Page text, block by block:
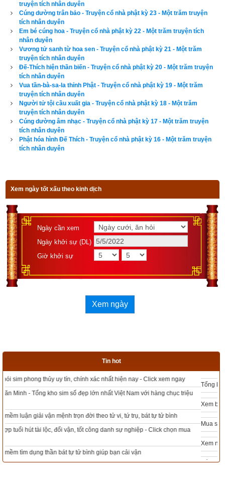
can chi, lịch tiết khí, xem ngày giờ Hoàng Đạo – Hắc Đạo
xem ngày theo Ngọc hạp thông thư,
xem ngày theo nhị thập
bát tú mà còn có nhiều tính năng nâng cao khác như xem
ngày xung khắc với tuổi
xem ngày theo Kinh Kim Phù,
ngày theo Lục Diệu, xem ngày theo Đổng Công tuyển nhật (12
trực), Bành Tổ kỵ nhật, xem ngày xuất hành theo Khổng Minh,
chọn hướng tốt xuất hành, xem giờ tốt theo Lý Thuần Phong
Quỷ Cốc Tử, xem ngày tốt xấu theo dân gian…nên vinh dự
được độc giả bình chọn là phần mềm lịch vạn niên số 1 hiện
nay. Phiên bản lịch vạn niên 2023 hoàn toàn mới của chúng tôi
không những giao diện đẹp, dễ sử dụng mà còn luận giải
chính xác và chi tiết từng mục giúp độc giả dễ dàng lựa chọn
khác.
Lịch vạn niên - Chọn giờ tốt ngày đẹp
Ngày cần xem
Xem ngày
Tác giả bài viết:
Thầy Uri – Tổng biên tập chuyên mục giác ngộ
Trích từ cuốn Sách Một trăm truyện tích nhân duyên
truyện tích nhân duyên
Cúng dường trân bảo - Truyện cổ nhà phật kỳ 23 - Một trăm truyện
tích nhân duyên
Em bé cúng hoa - Truyện cổ nhà phật kỳ 22 - Một trăm truyện tích
nhân duyên
Vương tử sanh từ hoa sen - Truyện cổ nhà phật kỳ 21 - Một trăm
truyện tích nhân duyên
Đế-Thích hiện thần biến - Truyện cổ nhà phật kỳ 20 - Một trăm truyện
tích nhân duyên
Vua tần-bà-sa-la thỉnh Phật - Truyện cổ nhà phật kỳ 19 - Một trăm
truyện tích nhân duyên
Người tử tội cầu xuất gia - Truyện cổ nhà phật kỳ 18 - Một trăm
truyện tích nhân duyên
Cúng dường âm nhạc - Truyện cổ nhà phật kỳ 17 - Một trăm truyện
tích nhân duyên
Phật hóa hình Đế Thích - Truyện cổ nhà phật kỳ 16 - Một trăm truyện
tích nhân duyên
Xem ngày tốt xấu theo kinh dịch
Ngày cần xem
Ngày khởi sự (DL)
Giờ khởi sự
Xem ngày
Tin hot
Tổng kho sim phong thủy - Sim hợp tuổi - Sim hợp mệnh giá rẻ nhất thị trường
Mua sim Thần tài, Thần tài theo bạn! Giao sim miễn phí
Tổng Kho Sim Năm sinh 0x - 9x - 8x -7x -6x giá rẻ nhất thị trường - Click xem